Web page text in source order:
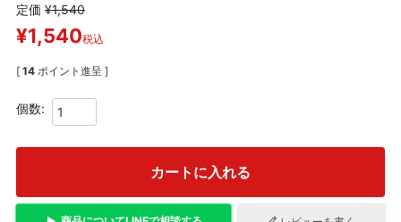
定価 ¥1,540
¥1,540税込
[ 14 ポイント進呈 ]
カートに入れる